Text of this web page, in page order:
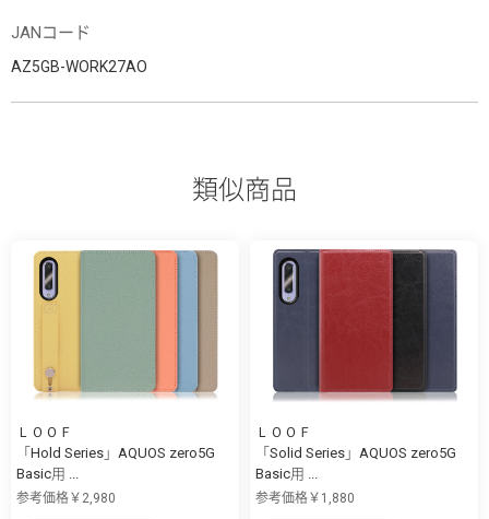
JANコード
AZ5GB-WORK27AO
類似商品
ＬＯＯＦ
「Hold Series」AQUOS zero5G
Basic用 ...
参考価格￥2,980
ＬＯＯＦ
「Solid Series」AQUOS zero5G
Basic用 ...
参考価格￥1,880